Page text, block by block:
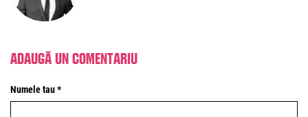
Adaugă un comentariu
Numele tau *